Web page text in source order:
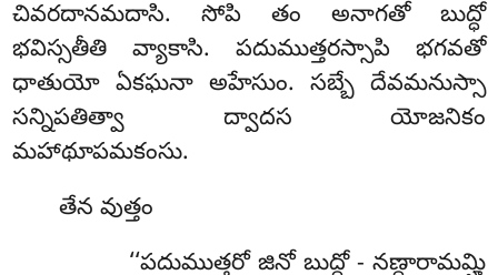
చివరదానమదాసి. సోపి తం అనాగతో బుద్ధో
భవిస్సతీతి వ్యాకాసి. పదుముత్తరస్సాపి భగవతో
ధాతుయో ఏకఘనా అహేసుం. సబ్బే దేవమనుస్సా
సన్నిపతిత్వా ద్వాదస యోజనికం
మహాథూపమకంసు.
తేన వుత్తం
‘‘పదుముత్తరో జినో బుద్ధో - నణ్దారామమ్హి